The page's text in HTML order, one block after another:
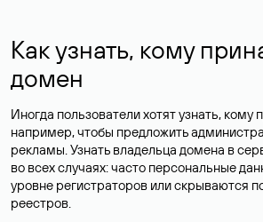
Как узнать, кому
домен
Иногда пользователи хотят узнать, кому
например, чтобы предложить
рекламы. Узнать владельца домена в
во всех случаях: часто персональные
уровне регистраторов или скрываются
реестров.